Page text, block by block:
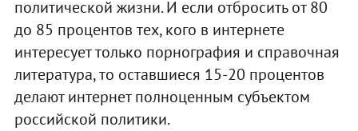
политической жизни. И если отбросить от 80
до 85 процентов тех, кого в интернете
интересует только порнография и справочная
литература, то оставшиеся 15-20 процентов
делают интернет полноценным субъектом
российской политики.